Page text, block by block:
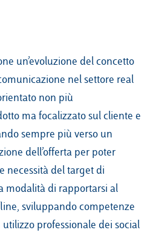
un’evoluzione del concetto
nel settore real
non più
ma focalizzato sul cliente e
sempre più verso un
dell’offerta per poter
necessità del target di
modalità di rapportarsi al
sviluppando competenze
professionale dei social